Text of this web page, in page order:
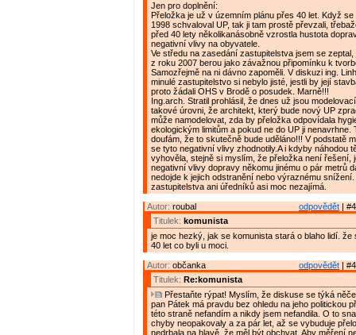
Jen pro doplnění:
Přeložka je už v územním plánu přes 40 let. Když se
1998 schvaloval UP, tak ji tam prostě převzali,
před 40 lety několikanásobně vzrostla hustota
negativní vlivy na obyvatele.
Ve středu na zasedání zastupitelstva jsem se zeptal,
z roku 2007 berou jako závažnou připomínku k
Samozřejmě na ni dávno zapoměli. V diskuzi ing.
minulé zastupitelstvo si nebylo jisté, jestli by její
proto žádali OHS v Brodě o posudek. Marně!!!
Ing.arch. Stratil prohlásil, že dnes už jsou
takové úrovni, že architekt, který bude nový UP
může namodelovat, zda by přeložka odpovídala
ekologickým limitům a pokud ne do UP ji nenavrhne.
doufám, že to skutečně bude uděláno!!! V podstatě
se tyto negativní vlivy zhodnotily.A i kdyby náhodou
vyhověla, stejně si myslím, že přeložka není řešení,
negativní vlivy dopravy někomu jinému o pár metrů
nedojde k jejich odstranění nebo výraznému snížení.
zastupitelstva ani úředníků asi moc nezajímá.
odpovědět |
Autor: roubal
Titulek: komunista
je moc hezký, jak se komunista stará o blaho lidí. že
40 let co byli u moci.
odpovědět |
Autor: občanka
Titulek: Re:komunista
Přestaňte rýpat! Myslím, že diskuse se týká
pan Pátek má pravdu bez ohledu na jeho politickou
této straně nefandím a nikdy jsem nefandila. O to
chyby neopakovaly a za pár let, až se vybuduje
nedrbala na hlavě, že měl být obchvat. Aby měření